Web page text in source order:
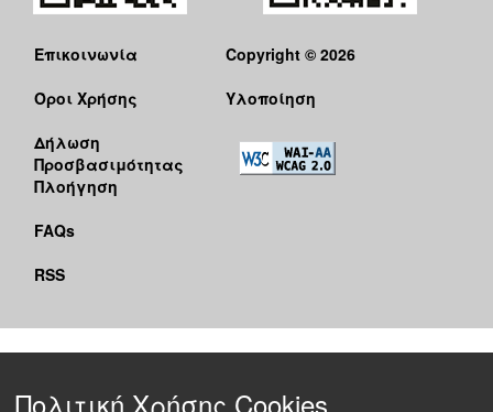
Επικοινωνία
Όροι Χρήσης
Δήλωση
Προσβασιμότητας
Πλοήγηση
FAQs
RSS
Copyright © 2026
Υλοποίηση
Πολιτική Χρήσης Cookies